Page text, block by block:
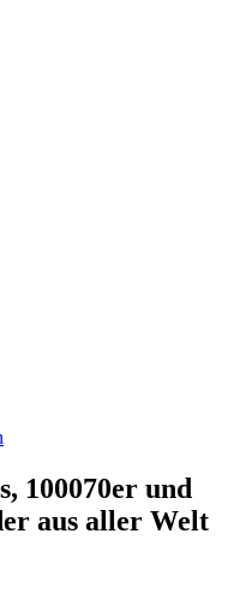
100070er und
aus aller Welt